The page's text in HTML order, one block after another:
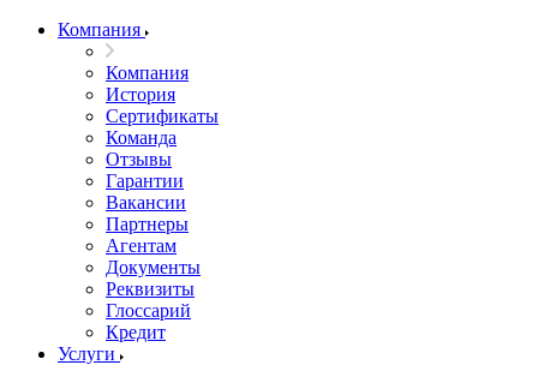
Компания
Компания
История
Сертификаты
Команда
Отзывы
Гарантии
Вакансии
Партнеры
Агентам
Документы
Реквизиты
Глоссарий
Кредит
Услуги